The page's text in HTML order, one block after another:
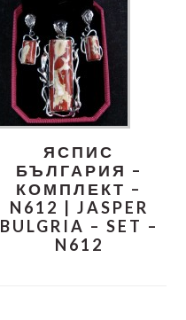
ЯСПИС
БЪЛГАРИЯ –
КОМПЛЕКТ –
N612 | JASPER
BULGRIA – SET –
N612